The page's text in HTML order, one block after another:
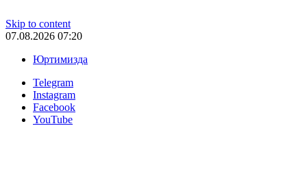
Skip to content
07.08.2026 07:20
Юртимизда
Telegram
Instagram
Facebook
YouTube